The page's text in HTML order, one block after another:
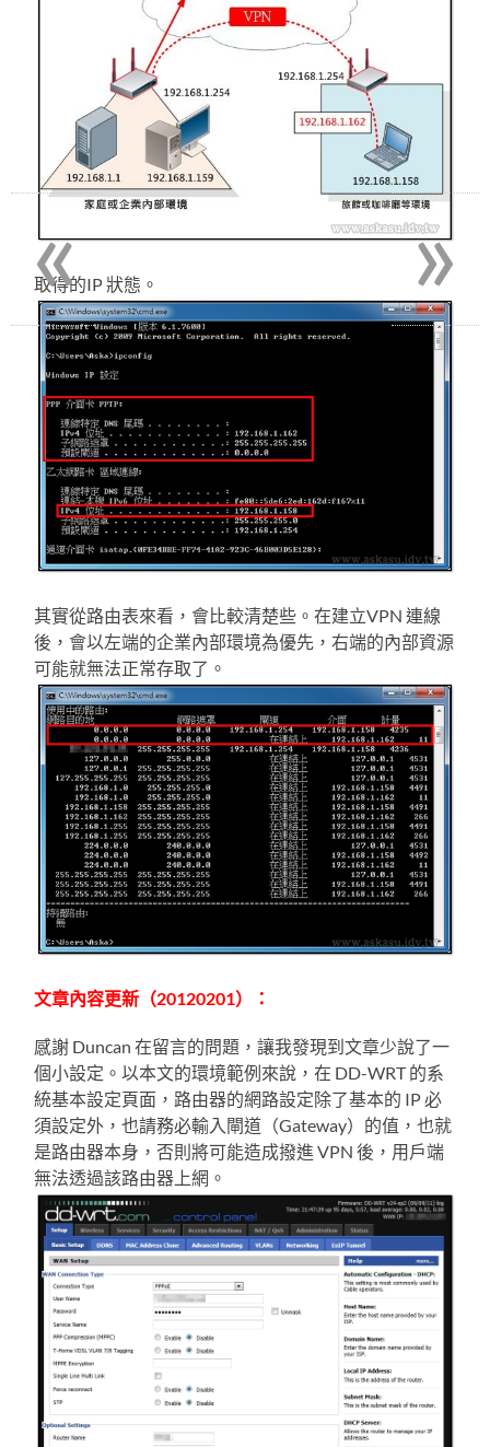
取得的IP 狀態。
其實從路由表來看，會比較清楚些。在建立VPN 連線
後，會以左端的企業內部環境為優先，右端的內部資源
可能就無法正常存取了。
文章內容更新（20120201）：
感謝 Duncan 在留言的問題，讓我發現到文章少說了一
個小設定。以本文的環境範例來說，在 DD-WRT 的系
統基本設定頁面，路由器的網路設定除了基本的 IP 必
須設定外，也請務必輸入閘道（Gateway）的值，也就
是路由器本身，否則將可能造成撥進 VPN 後，用戶端
無法透過該路由器上網。
»
«